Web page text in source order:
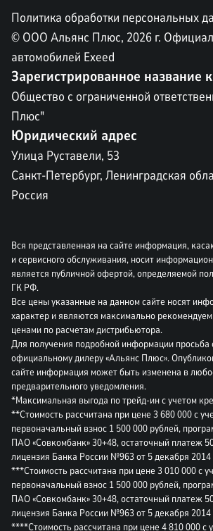
Политика обработки персональных
© ООО Альянс Плюс, 2026 г.
автомобилей Exeed
Зарегистрированное название
Общество с ограниченной
Плюс"
Юридический адрес
Улица Руставели, 53
Санкт-Петербург, Ленинградская
Россия
Вся представленная на сайте информация,
и сервисного обслуживания, носит
является публичной офертой, определяемой
ГК РФ.
Все цены указанные на данном сайте носят
характер и являются максимально
ценами по расчетам дистрибьютора.
Для получения подробной информации просьба
официальному дилеру «Альянс Плюс».
сайте информация может быть изменена в
предварительного уведомления.
*Максимальная выгода по трейд-ин с учетом
**Стоимость рассчитана при цене 3 680 000 с
первоначальный взнос 1 500 000 рублей,
ПАО «Совкомбанк» 30+48, остаточный платеж
лицензия Банка России №963 от 5 декабря 2014
***Стоимость рассчитана при цене 3 010 000 с
первоначальный взнос 1 500 000 рублей,
ПАО «Совкомбанк» 30+48, остаточный платеж
лицензия Банка России №963 от 5 декабря 2014
****Стоимость рассчитана при цене 4 810 000 с